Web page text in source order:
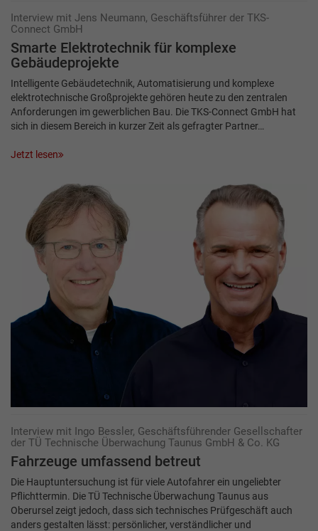
Interview mit Jens Neumann, Geschäftsführer der TKS-
Connect GmbH
Smarte Elektrotechnik für komplexe
Gebäudeprojekte
Intelligente Gebäudetechnik, Automatisierung und komplexe
elektrotechnische Großprojekte gehören heute zu den zentralen
Anforderungen im gewerblichen Bau. Die TKS-Connect GmbH hat
sich in diesem Bereich in kurzer Zeit als gefragter Partner…
Jetzt lesen
Interview mit Ingo Bessler, Geschäftsführender Gesellschafter
der TÜ Technische Überwachung Taunus GmbH & Co. KG
Fahrzeuge umfassend ­betreut
Die Hauptuntersuchung ist für viele Autofahrer ein ungeliebter
Pflichttermin. Die TÜ Technische Überwachung Taunus aus
Oberursel zeigt jedoch, dass sich technisches Prüfgeschäft auch
anders gestalten lässt: persönlicher, verständlicher und